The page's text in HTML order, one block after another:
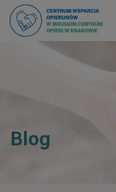
Blog